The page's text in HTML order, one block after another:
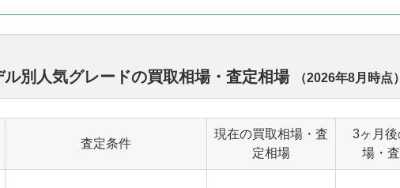
別人気グレードの買取相場・査定相場 （2026年8月 時点
査定条件
現在の買取相場・査
定相場
3ヶ月
場・